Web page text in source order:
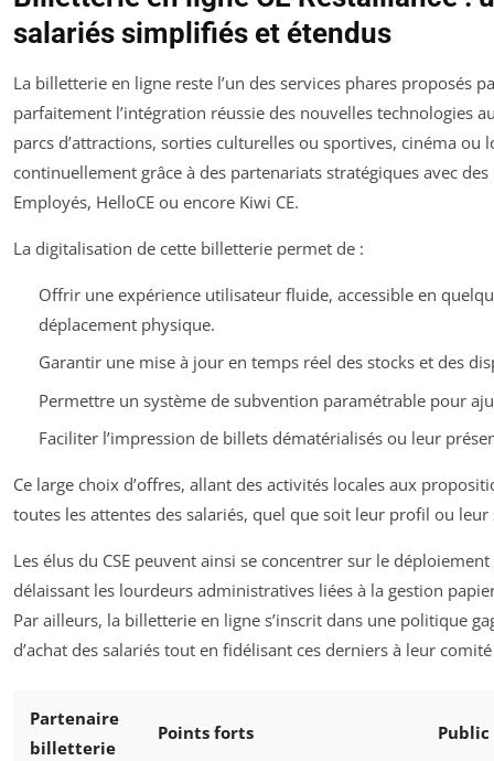
salariés simplifiés et étendus
La billetterie en ligne reste l’un des services phares proposés
parfaitement l’intégration réussie des nouvelles technologies
parcs d’attractions, sorties culturelles ou sportives, cinéma ou
continuellement grâce à des partenariats stratégiques avec
Employés, HelloCE ou encore Kiwi CE.
La digitalisation de cette billetterie permet de :
Offrir une expérience utilisateur fluide, accessible en
déplacement physique.
Garantir une mise à jour en temps réel des stocks et des
Permettre un système de subvention paramétrable pour
Faciliter l’impression de billets dématérialisés ou leur
Ce large choix d’offres, allant des activités locales aux
toutes les attentes des salariés, quel que soit leur profil ou
Les élus du CSE peuvent ainsi se concentrer sur le
délaissant les lourdeurs administratives liées à la gestion
Par ailleurs, la billetterie en ligne s’inscrit dans une politique
d’achat des salariés tout en fidélisant ces derniers à leur
Partenaire
billetterie
Points forts